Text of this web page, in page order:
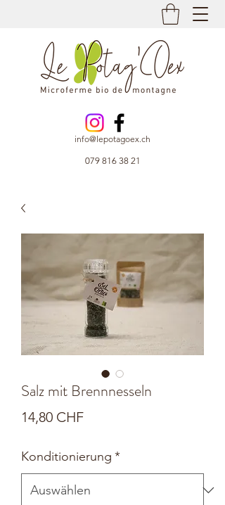
info@lepotagoex.ch
079 816 38 21
Salz mit Brennnesseln
14,80 CHFPreis
Konditionierung *